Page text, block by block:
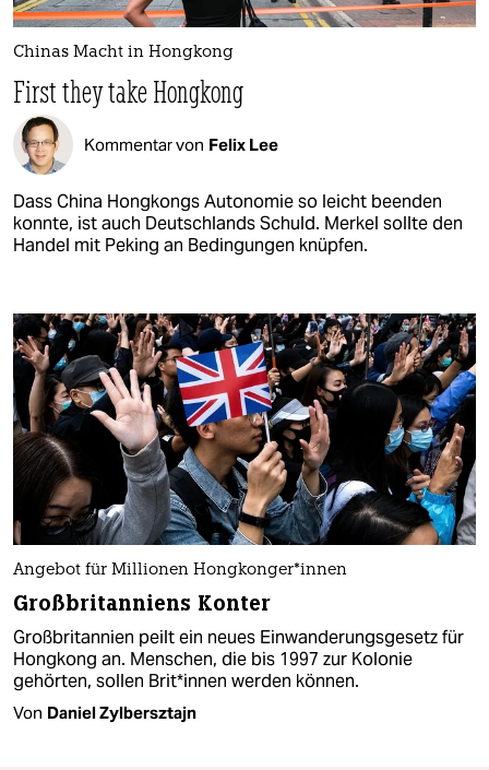
Chinas Macht in Hongkong
First they take Hongkong
Kommentar von Felix Lee
Dass China Hongkongs Autonomie so leicht beenden
konnte, ist auch Deutschlands Schuld. Merkel sollte den
Handel mit Peking an Bedingungen knüpfen.
Angebot für Millionen Hongkonger*innen
Großbritanniens Konter
Großbritannien peilt ein neues Einwanderungsgesetz für
Hongkong an. Menschen, die bis 1997 zur Kolonie
gehörten, sollen Brit*innen werden können.
Von Daniel Zylbersztajn